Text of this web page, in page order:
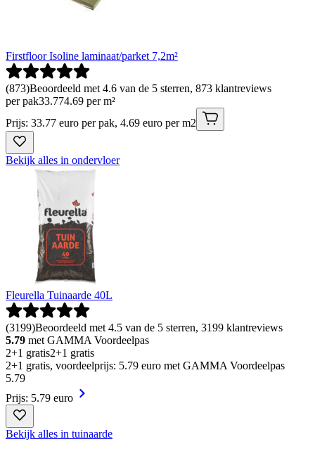
Firstfloor Isoline laminaat/parket 7,2m²
(873)Beoordeeld met 4.6 van de 5 sterren, 873 klantreviews
per pak33.774.69 per m²
Prijs: 33.77 euro per pak, 4.69 euro per m2
Bekijk alles in ondervloer
Fleurella Tuinaarde 40L
(3199)Beoordeeld met 4.5 van de 5 sterren, 3199 klantreviews
5.79 met GAMMA Voordeelpas
2+1 gratis2+1 gratis
2+1 gratis, voordeelprijs: 5.79 euro met GAMMA Voordeelpas
5.79
Prijs: 5.79 euro
Bekijk alles in tuinaarde